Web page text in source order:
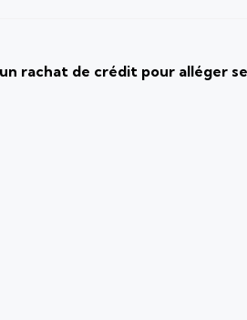
rachat de crédit pour alléger